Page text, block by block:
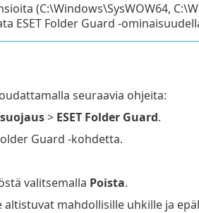
(C:\Windows\SysWOW64,
ESET Folder Guard -
seuraavia ohjeita:
> ESET Folder Guard.
Guard -kohdetta.
valitsemalla Poista.
mahdollisille uhkille ja